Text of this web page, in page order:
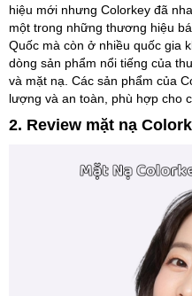
hiệu mới nhưng Colorkey đã
một trong những thương hiệu
Quốc mà còn ở nhiều quốc gia
dòng sản phẩm nổi tiếng của
và mặt nạ. Các sản phẩm của
lượng và an toàn, phù hợp cho
2. Review mặt nạ